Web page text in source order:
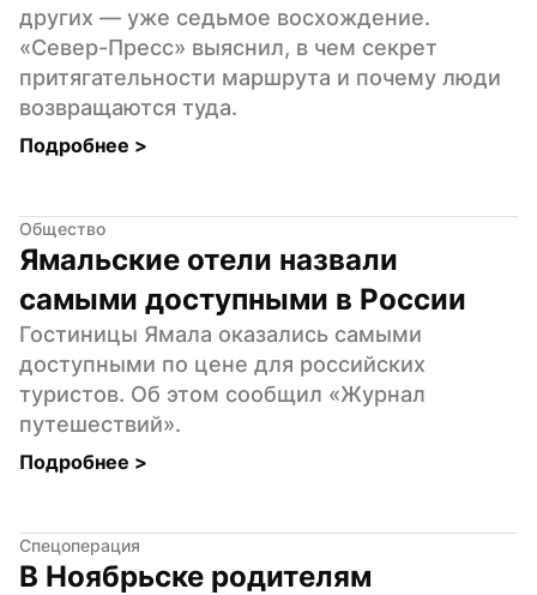
других — уже седьмое восхождение.
«Север-Пресс» выяснил, в чем секрет
притягательности маршрута и почему люди
возвращаются туда.
Подробнее >
Общество
Ямальские отели назвали
самыми доступными в России
Гостиницы Ямала оказались самыми
доступными по цене для российских
туристов. Об этом сообщил «Журнал
путешествий».
Подробнее >
Спецоперация
В Ноябрьске родителям